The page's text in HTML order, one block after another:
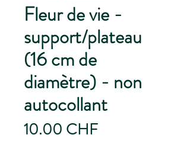
Fleur de vie -
support/plateau
(16 cm de
diamètre) - non
autocollant
10.00 CHFPrix